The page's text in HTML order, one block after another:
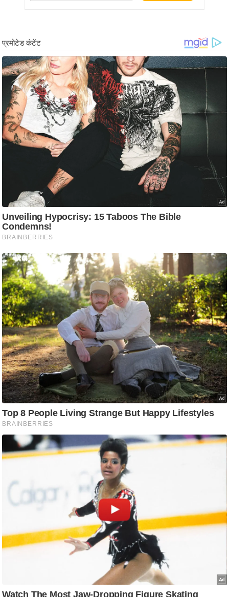
तृ
भू
मि
स्तं
भ
ए
म
.
आ
ई
.
चा
प
र
स
मी
क्षा
ध
र्म
ज्यो
ति
ष
प्र
भु
म
हि
मा
ध
स्थ
व्र
त